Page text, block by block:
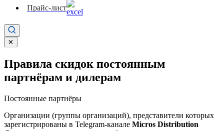
Прайс-лист
✕
Правила скидок постоянным
партнёрам и дилерам
Постоянные партнёры
Организации (группы организаций), представители которых
зарегистрированы в Telegram-канале Micros Distribution